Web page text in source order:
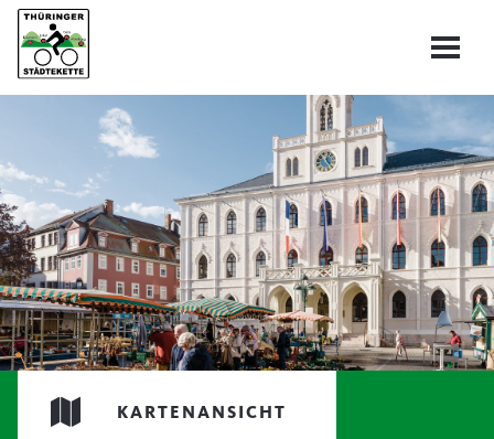
KARTENANSICHT